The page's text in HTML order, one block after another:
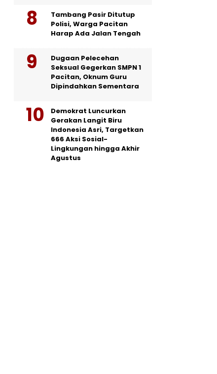
Tambang Pasir Ditutup
Polisi, Warga Pacitan
Harap Ada Jalan Tengah
Dugaan Pelecehan
Seksual Gegerkan SMPN 1
Pacitan, Oknum Guru
Dipindahkan Sementara
Demokrat Luncurkan
Gerakan Langit Biru
Indonesia Asri, Targetkan
666 Aksi Sosial-
Lingkungan hingga Akhir
Agustus